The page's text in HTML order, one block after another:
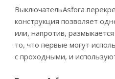
ВыключательAsfora
конструкция позволяет
или, напротив,
то, что первые могут
с проходными, и